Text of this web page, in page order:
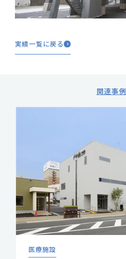
実績一覧に戻る
関連事例
医療施設